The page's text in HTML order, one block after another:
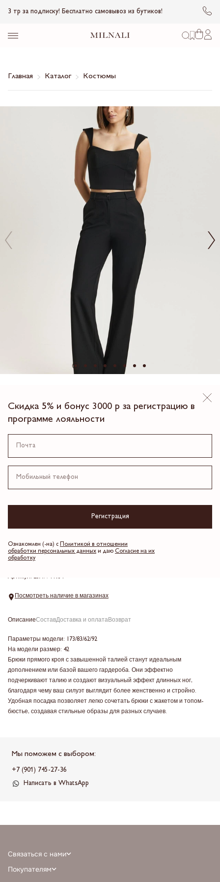
3 тр за подписку! Бесплатно самовывоз из бутиков!
Скидка 5% и бонус 3000 р за регистрацию в
программе лояльности
Регистрация
Ознакомлен (-на) с
Политикой в отношении
обработки персональных данных и даю Согласие на их
обработку
Главная Каталог Костюмы
БРЮКИ
4 платежа по 2,623.25 ₽
Таблица размеров
Артикул: 25AWTR64
Посмотреть наличие в магазинах
ОписаниеСоставДоставка и оплатаВозврат
Параметры модели: 173/83/62/92
На модели размер: 42
Брюки прямого кроя с завышенной талией станут идеальным
дополнением или базой вашего гардероба. Они эффектно
подчеркивают талию и создают визуальный эффект длинных ног,
благодаря чему ваш силуэт выглядит более женственно и стройно.
Удобная посадка позволяет легко сочетать брюки с жакетом и топом-
бюстье, создавая стильные образы для разных случаев.
Мы поможем с выбором:
+7 (901) 745-27-36
Написать в WhatsApp
Связаться с нами
+7 (968) 388-77-75
Покупателям